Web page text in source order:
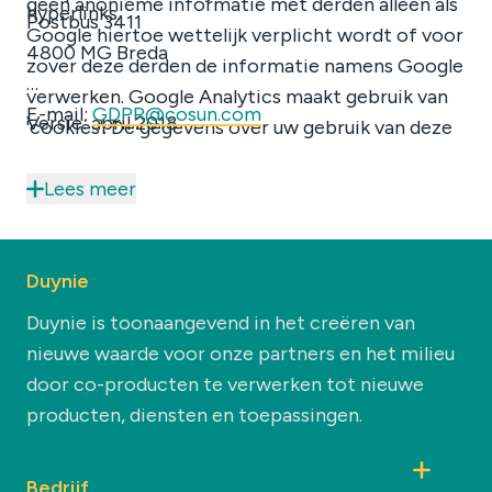
Google hiertoe wettelijk verplicht wordt of voor
zover deze derden de informatie namens Google
verwerken. Google Analytics maakt gebruik van
'cookies'. De gegevens over uw gebruik van deze
worden naar een server van Google in de VS
te houden aan de Privacy Shield principles en is
aangesloten bij het Privacy Shield-programma
van het Amerikaanse Ministerie van Handel. Dit
houdt in dat er sprake is van een passend
beschermingsniveau voor de verwerking van
hyperlinks.
Postbus 3411
4800 MG Breda
E-mail: GDPR@cosun.com
Versie: april 2018
Lees meer
Duynie
Duynie is toonaangevend in het creëren van
nieuwe waarde voor onze partners en het milieu
door co-producten te verwerken tot nieuwe
producten, diensten en toepassingen.